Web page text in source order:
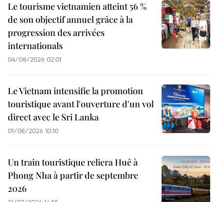
Le tourisme vietnamien atteint 56 %
de son objectif annuel grâce à la
progression des arrivées
internationals
04/08/2026 02:01
Le Vietnam intensifie la promotion
touristique avant l'ouverture d'un vol
direct avec le Sri Lanka
01/08/2026 10:10
Un train touristique reliera Huê à
Phong Nha à partir de septembre
2026